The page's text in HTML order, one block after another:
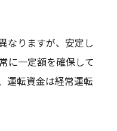
なりますが、安定し
に一定額を確保して
運転資金は経常運転